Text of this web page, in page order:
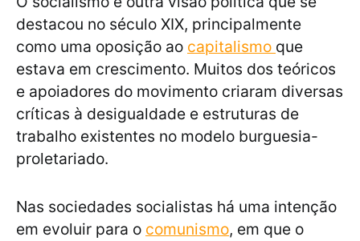
destacou no século XIX, principalmente
como uma oposição ao capitalismo que
estava em crescimento. Muitos dos teóricos
e apoiadores do movimento criaram diversas
críticas à desigualdade e estruturas de
trabalho existentes no modelo burguesia-
proletariado.
Nas sociedades socialistas há uma intenção
em evoluir para o comunismo, em que o